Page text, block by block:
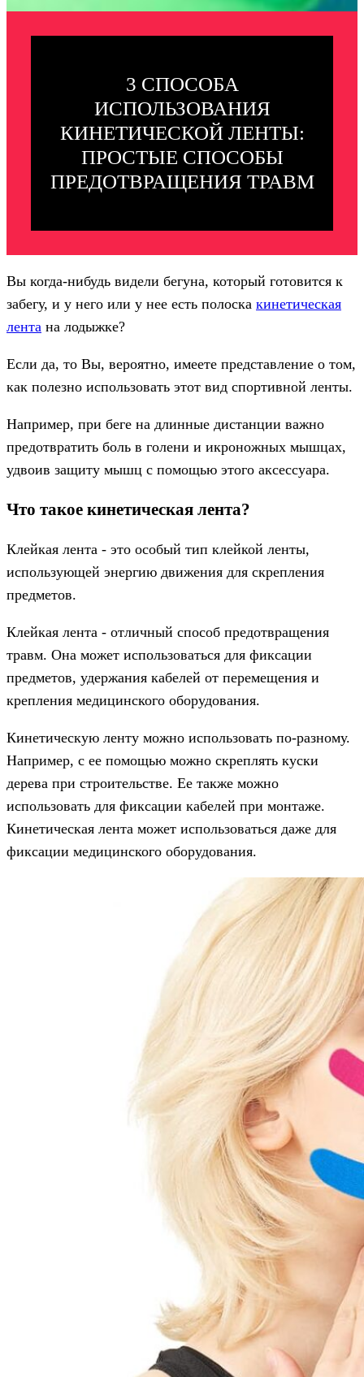
3 СПОСОБА
ИСПОЛЬЗОВАНИЯ
КИНЕТИЧЕСКОЙ ЛЕНТЫ:
ПРОСТЫЕ СПОСОБЫ
ПРЕДОТВРАЩЕНИЯ ТРАВМ
Вы когда-нибудь видели бегуна, который готовится к
забегу, и у него или у нее есть полоска кинетическая
лента на лодыжке?
Если да, то Вы, вероятно, имеете представление о том,
как полезно использовать этот вид спортивной ленты.
Например, при беге на длинные дистанции важно
предотвратить боль в голени и икроножных мышцах,
удвоив защиту мышц с помощью этого аксессуара.
Что такое кинетическая лента?
Клейкая лента - это особый тип клейкой ленты,
использующей энергию движения для скрепления
предметов.
Клейкая лента - отличный способ предотвращения
травм. Она может использоваться для фиксации
предметов, удержания кабелей от перемещения и
крепления медицинского оборудования.
Кинетическую ленту можно использовать по-разному.
Например, с ее помощью можно скреплять куски
дерева при строительстве. Ее также можно
использовать для фиксации кабелей при монтаже.
Кинетическая лента может использоваться даже для
фиксации медицинского оборудования.